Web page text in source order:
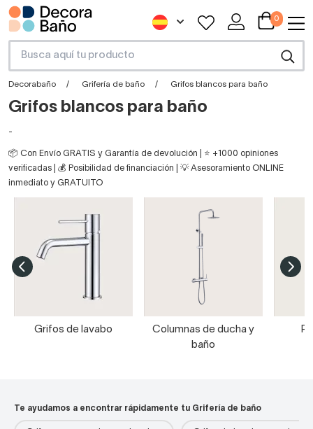
0
Decorabaño Grifería de baño Grifos blancos para baño
Grifos blancos para baño
-
📦 Con Envío GRATIS y Garantía de devolución | ⭐ +1000 opiniones
verificadas | 💰 Posibilidad de financiación | 💡 Asesoramiento ONLINE
inmediato y GRATUITO
Grifos de lavabo
Columnas de ducha y
baño
Te ayudamos a encontrar rápidamente tu Grifería de baño